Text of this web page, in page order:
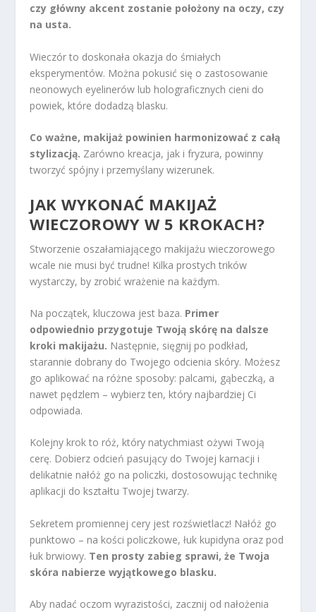
czy główny akcent zostanie położony na oczy, czy
na usta.
Wieczór to doskonała okazja do śmiałych
eksperymentów. Można pokusić się o zastosowanie
neonowych eyelinerów lub holograficznych cieni do
powiek, które dodadzą blasku.
Co ważne, makijaż powinien harmonizować z całą
stylizacją. Zarówno kreacja, jak i fryzura, powinny
tworzyć spójny i przemyślany wizerunek.
JAK WYKONAĆ MAKIJAŻ
WIECZOROWY W 5 KROKACH?
Stworzenie oszałamiającego makijażu wieczorowego
wcale nie musi być trudne! Kilka prostych trików
wystarczy, by zrobić wrażenie na każdym.
Na początek, kluczowa jest baza. Primer
odpowiednio przygotuje Twoją skórę na dalsze
kroki makijażu. Następnie, sięgnij po podkład,
starannie dobrany do Twojego odcienia skóry. Możesz
go aplikować na różne sposoby: palcami, gąbeczką, a
nawet pędzlem – wybierz ten, który najbardziej Ci
odpowiada.
Kolejny krok to róż, który natychmiast ożywi Twoją
cerę. Dobierz odcień pasujący do Twojej karnacji i
delikatnie nałóż go na policzki, dostosowując technikę
aplikacji do kształtu Twojej twarzy.
Sekretem promiennej cery jest rozświetlacz! Nałóż go
punktowo – na kości policzkowe, łuk kupidyna oraz pod
łuk brwiowy. Ten prosty zabieg sprawi, że Twoja
skóra nabierze wyjątkowego blasku.
Aby nadać oczom wyrazistości, zacznij od nałożenia